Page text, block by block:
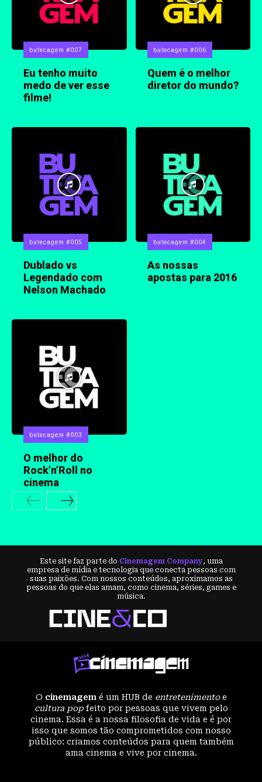
butecagem #007
Eu tenho muito
medo de ver esse
filme!
butecagem #006
Quem é o melhor
diretor do mundo?
butecagem #005
Dublado vs
Legendado com
Nelson Machado
butecagem #004
As nossas
apostas para 2016
butecagem #003
O melhor do
Rock’n’Roll no
cinema
Este site faz parte do Cinemagem Company, uma
empresa de mídia e tecnologia que conecta pessoas com
suas paixões. Com nossos conteúdos, aproximamos as
pessoas do que elas amam, como cinema, séries, games e
música.
O cinemagem é um HUB de entretenimentoe
cultura popfeito por pessoas que vivem pelo
cinema. Essa é a nossa filosofia de vida e é por
isso que somos tão comprometidos com nosso
público: criamos conteúdos para quem também
ama cinema e vive por cinema.